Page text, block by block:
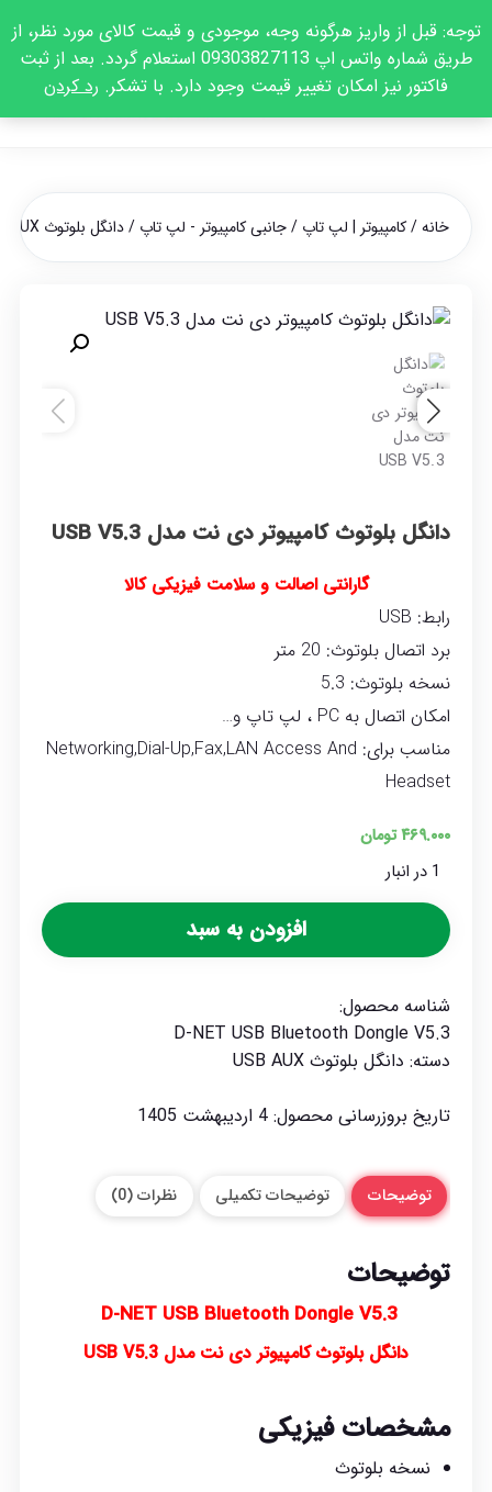
توجه: قبل از واریز هرگونه وجه، موجودی و قیمت کالای مورد نظر، از
طریق شماره واتس اپ 09303827113 استعلام گردد. بعد از ثبت
فاکتور نیز امکان تغییر قیمت وجود دارد. با تشکر. رد کردن
خانه/کامپیوتر | لپ تاپ /جانبی کامپیوتر - لپ تاپ /دانگل بلوتوث USB AUX
دانگل بلوتوث کامپیوتر دی نت مدل USB V5.3
گارانتی اصالت و سلامت فیزیکی کالا
رابط: USB
برد اتصال بلوتوث: 20 متر
نسخه بلوتوث: 5.3
امکان اتصال به PC ، لپ تاپ و…
مناسب برای: Networking,Dial-Up,Fax,LAN Access And
Headset
۴۶۹.۰۰۰تومان
1 در انبار
افزودن به سبد
شناسه محصول:
D-NET USB Bluetooth Dongle V5.3
دسته: دانگل بلوتوث USB AUX
تاریخ بروزرسانی محصول: 4 اردیبهشت 1405
توضیحات توضیحات تکمیلی نظرات (0)
توضیحات
D-NET USB Bluetooth DongleV5.3
دانگل بلوتوث کامپیوتر دی نت مدل USB V5.3
مشخصات فیزیکی
نسخه بلوتوث